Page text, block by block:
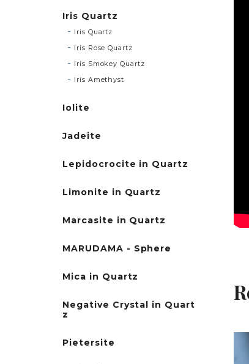
Iris Quartz
Iris Quartz
Iris Rose Quartz
Iris Smokey Quartz
Iris Amethyst
Iolite
Jadeite
Lepidocrocite in Quartz
Limonite in Quartz
Marcasite in Quartz
MARUDAMA - Sphere
Mica in Quartz
Negative Crystal in Quart
z
Pietersite